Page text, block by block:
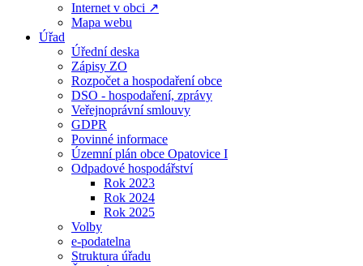
Internet v obci ↗
Mapa webu
Úřad
Úřední deska
Zápisy ZO
Rozpočet a hospodaření obce
DSO - hospodaření, zprávy
Veřejnoprávní smlouvy
GDPR
Povinné informace
Územní plán obce Opatovice I
Odpadové hospodářství
Rok 2023
Rok 2024
Rok 2025
Volby
e-podatelna
Struktura úřadu